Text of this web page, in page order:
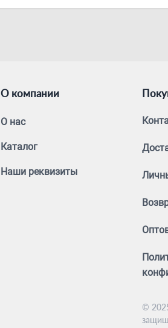
О компании
О нас
Каталог
Наши реквизиты
©